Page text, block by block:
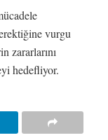
vurgu
zararlarını
hedefliyor.